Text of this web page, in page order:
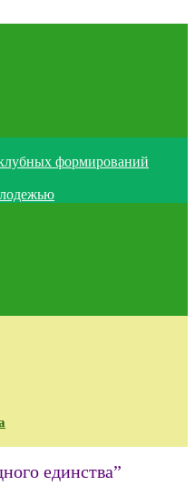
формирований
единства”